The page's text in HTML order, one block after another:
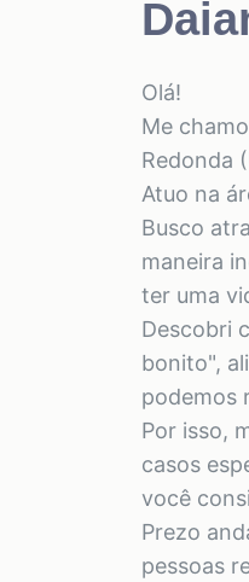
Olá!
Me
Redonda
Atuo na
Busco
maneira
ter uma
Descobri
bonito",
podemos
Por isso,
casos
você
Prezo
pessoas